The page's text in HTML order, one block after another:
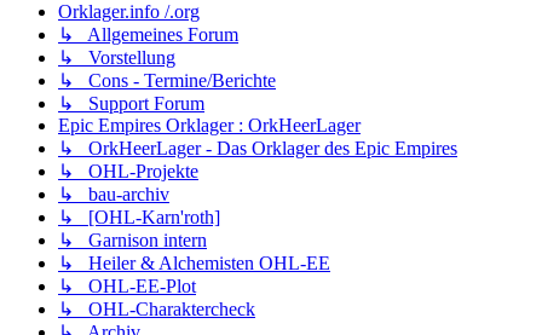
Orklager.info /.org
↳ Allgemeines Forum
↳ Vorstellung
↳ Cons - Termine/Berichte
↳ Support Forum
Epic Empires Orklager : OrkHeerLager
↳ OrkHeerLager - Das Orklager des Epic Empires
↳ OHL-Projekte
↳ bau-archiv
↳ [OHL-Karn'roth]
↳ Garnison intern
↳ Heiler & Alchemisten OHL-EE
↳ OHL-EE-Plot
↳ OHL-Charaktercheck